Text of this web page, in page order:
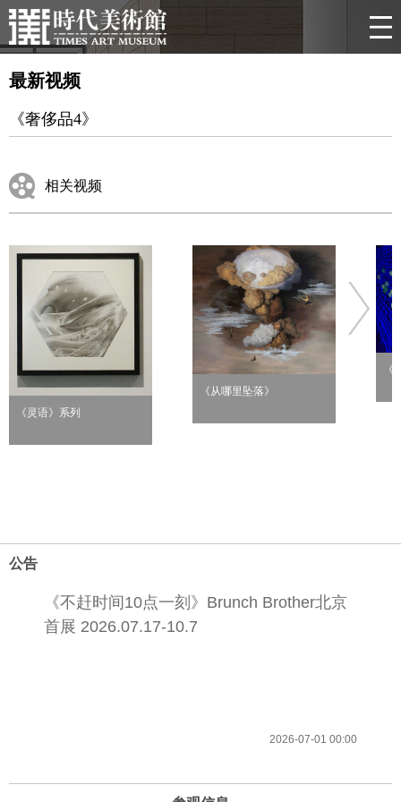
最新视频
《奢侈品4》
相关视频
《灵语》系列
《从哪里坠落》
《
公告
《不赶时间10点一刻》Brunch Brother北京
首展 2026.07.17-10.7
2026-07-01 00:00